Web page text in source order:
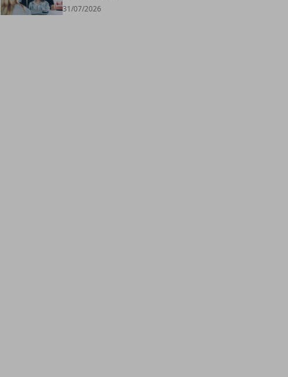
31/07/2026